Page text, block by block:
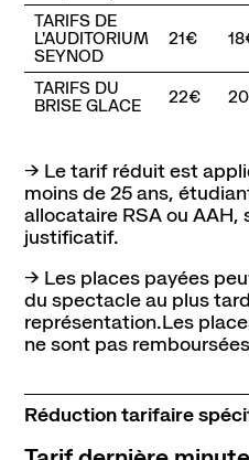
TARIFS DE
L'AUDITORIUM
SEYNOD
21€
TARIFS DU
BRISE GLACE
22€
→ Le tarif réduit est
moins de 25 ans,
allocataire RSA ou AAH,
justificatif.
→ Les places payées
du spectacle au plus
représentation.Les
ne sont pas
Réduction tarifaire
Programmes internationaux
Actualités